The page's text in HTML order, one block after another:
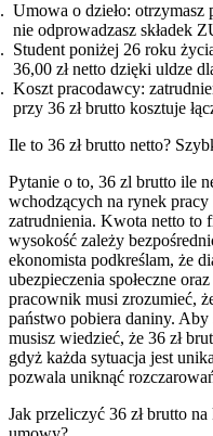
Umowa o dzieło: otrzymasz
nie odprowadzasz składek
Student poniżej 26 roku
36,00 zł netto dzięki uldze
Koszt pracodawcy:
przy 36 zł brutto kosztuje
Ile to 36 zł brutto netto?
Pytanie o to, 36 zl brutto ile
wchodzących na rynek
zatrudnienia. Kwota netto to
wysokość zależy
ekonomista podkreślam, że
ubezpieczenia społeczne
pracownik musi zrozumieć,
państwo pobiera daniny. Aby
musisz wiedzieć, że 36 zł
gdyż każda sytuacja jest
pozwala uniknąć
Jak przeliczyć 36 zł brutto